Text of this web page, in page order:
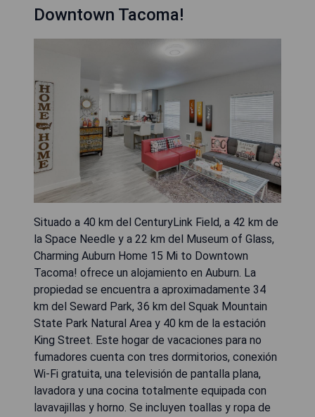
Downtown Tacoma!
Situado a 40 km del CenturyLink Field, a 42 km de
la Space Needle y a 22 km del Museum of Glass,
Charming Auburn Home 15 Mi to Downtown
Tacoma! ofrece un alojamiento en Auburn. La
propiedad se encuentra a aproximadamente 34
km del Seward Park, 36 km del Squak Mountain
State Park Natural Area y 40 km de la estación
King Street. Este hogar de vacaciones para no
fumadores cuenta con tres dormitorios, conexión
Wi-Fi gratuita, una televisión de pantalla plana,
lavadora y una cocina totalmente equipada con
lavavajillas y horno. Se incluyen toallas y ropa de